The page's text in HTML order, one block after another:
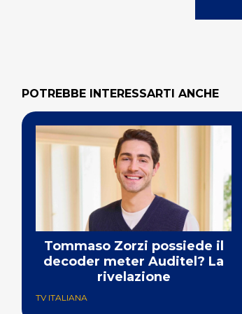
POTREBBE INTERESSARTI ANCHE
Tommaso Zorzi possiede il
decoder meter Auditel? La
rivelazione
TV ITALIANA